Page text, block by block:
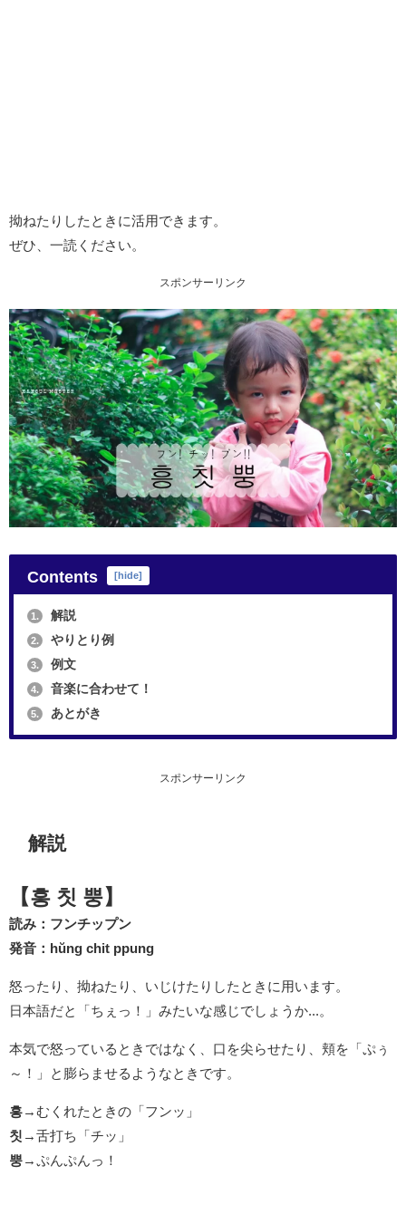
拗ねたりしたときに活用できます。
ぜひ、一読ください。
スポンサーリンク
Contents [hide]
1. 解説
2. やりとり例
3. 例文
4. 音楽に合わせて！
5. あとがき
スポンサーリンク
解説
【흥 칫 뿡】
読み：フンチップン
発音：hŭng chit ppung
怒ったり、拗ねたり、いじけたりしたときに用います。
日本語だと「ちぇっ！」みたいな感じでしょうか...。
本気で怒っているときではなく、口を尖らせたり、頬を「ぷぅ
～！」と膨らませるようなときです。
흥 →むくれたときの「フンッ」
칫 →舌打ち「チッ」
뿡 →ぷんぷんっ！